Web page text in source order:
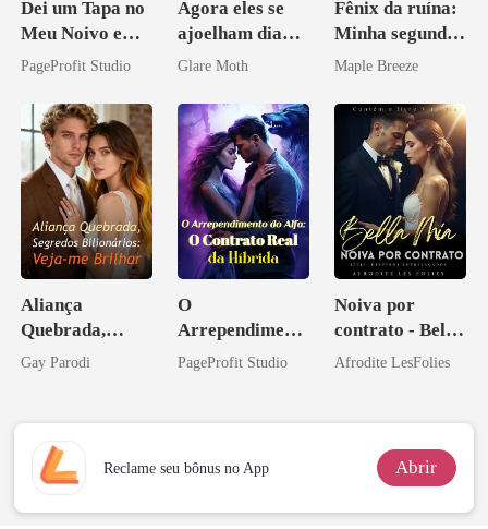
Dei um Tapa no
Meu Noivo e
Casei com o
Inimigo Dele
PageProfit Studio
Agora eles se
ajoelham diante
de mim
Glare Moth
Fênix da ruína:
Minha segunda
vida e um
Maple Breeze
Aliança
Quebrada,
Segredos
Gay Parodi
O
Arrependiment
o do Alfa: O
PageProfit Studio
Noiva por
contrato - Bella
Mia
Afrodite LesFolies
Reclame seu bônus no App Abrir